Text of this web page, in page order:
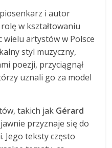
i autor
w kształtowaniu
wielu artystów w Polsce
styl muzyczny,
poezji, przyciągnął
uznali go za model
takich jak Gérard
przyznaje się do
Jego teksty często